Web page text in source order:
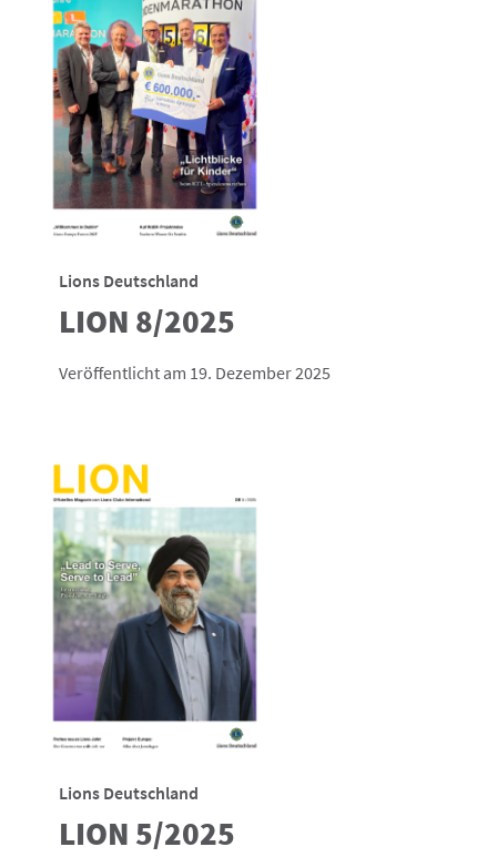
Lions Deutschland
LION 8/2025
Veröffentlicht am 19. Dezember 2025
Lions Deutschland
LION 5/2025